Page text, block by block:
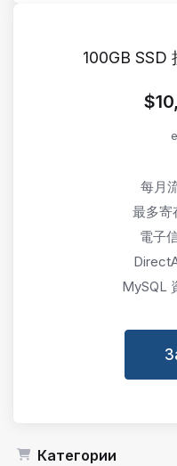
Категории
100GB SSD
每月
最多寄
電子
MySQL